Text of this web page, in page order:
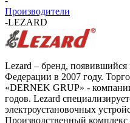
Производители
-LEZARD
Lezard – бренд, появившийся
Федерации в 2007 году.
«DERNEK GRUP» -
годов. Lezard
электроустановочных
Производственный